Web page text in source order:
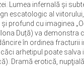
Lumea infernală și
escatologic al
profund cu imaginea
Duță) va demonstra
în ordinea fracturii
arhetipul poate
Dramă erotică,